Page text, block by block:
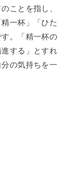
ことを指し、
一杯」「ひた
。「精一杯の
する」とすれ
の気持ちを一